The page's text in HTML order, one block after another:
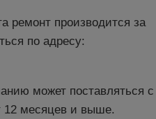
ремонт производится за
по адресу:
может поставляться с
12 месяцев и выше.